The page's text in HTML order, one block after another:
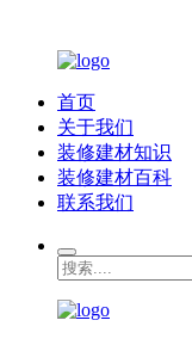
首页
关于我们
装修建材知识
装修建材百科
联系我们